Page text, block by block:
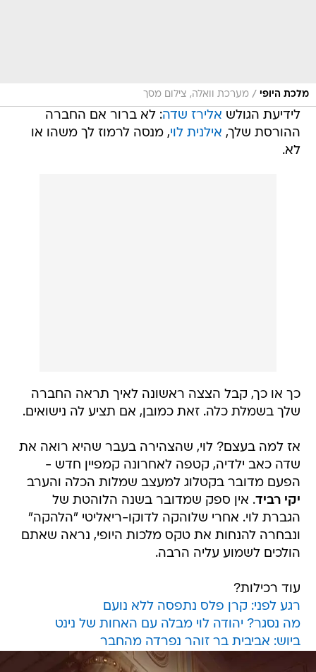
מלכת היופי / מערכת וואלה, צילום מסך
לידיעת הגולש אלירז שדה: לא ברור אם החברה
ההורסת שלך, אילנית לוי, מנסה לרמוז לך משהו או
לא.
כך או כך, קבל הצצה ראשונה לאיך תראה החברה
שלך בשמלת כלה. זאת כמובן, אם תציע לה נישואים.
אז למה בעצם? לוי, שהצהירה בעבר שהיא רואה את
שדה כאב ילדיה, קטפה לאחרונה קמפיין חדש -
הפעם מדובר בקטלוג למעצב שמלות הכלה והערב
יקי רביד. אין ספק שמדובר בשנה הלוהטת של
הגברת לוי. אחרי שלוהקה לדוקו-ריאליטי "הלהקה"
ונבחרה להנחות את טקס מלכות היופי, נראה שאתם
הולכים לשמוע עליה הרבה.
עוד רכילות?
רגע לפני: קרן פלס נתפסה ללא נועם
מה נסגר? יהודה לוי מבלה עם האחות של נינט
ביוש: אביבית בר זוהר נפרדה מהחבר